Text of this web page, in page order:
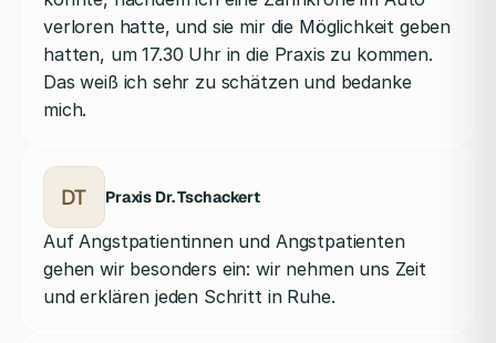
verloren hatte, und sie mir die Möglichkeit geben
hatten, um 17.30 Uhr in die Praxis zu kommen.
Das weiß ich sehr zu schätzen und bedanke
mich.
DT Praxis Dr. Tschackert
Auf Angstpatientinnen und Angstpatienten
gehen wir besonders ein: wir nehmen uns Zeit
und erklären jeden Schritt in Ruhe.